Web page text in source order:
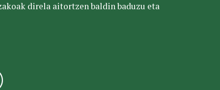
direla aitortzen baldin baduzu eta